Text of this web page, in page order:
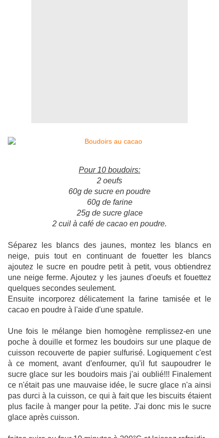
Pour 10 boudoirs:
2 oeufs
60g de sucre en poudre
60g de farine
25g de sucre glace
2 cuil à café de cacao en poudre.
Séparez les blancs des jaunes, montez les blancs en
neige, puis tout en continuant de fouetter les blancs
ajoutez le sucre en poudre petit à petit, vous obtiendrez
une neige ferme. Ajoutez y les jaunes d'oeufs et fouettez
quelques secondes seulement.
Ensuite incorporez délicatement la farine tamisée et le
cacao en poudre à l'aide d'une spatule.
Une fois le mélange bien homogène remplissez-en une
poche à douille et formez les boudoirs sur une plaque de
cuisson recouverte de papier sulfurisé. Logiquement c'est
à ce moment, avant d'enfourner, qu'il fut saupoudrer le
sucre glace sur les boudoirs mais j'ai oublié!!! Finalement
ce n'était pas une mauvaise idée, le sucre glace n'a ainsi
pas durci à la cuisson, ce qui à fait que les biscuits étaient
plus facile à manger pour la petite. J'ai donc mis le sucre
glace après cuisson.